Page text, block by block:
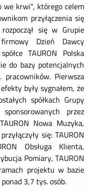
we krwi”, którego celem
przyłączenia się
się w Grupie
Dzień Dawcy
TAURON Polska
do bazy potencjalnych
Pierwsza
były sygnałem, że
spółkach Grupy
przez
Nowa Muzyka,
się: TAURON
Obsługa Klienta,
Pomiary, TAURON
projektu w bazie
3,7 tys. osób.